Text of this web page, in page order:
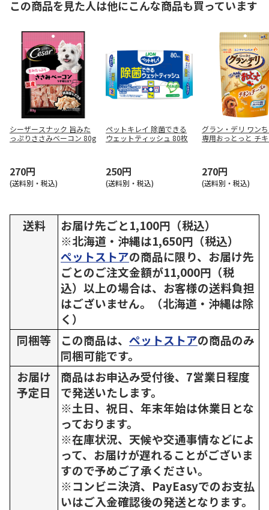
この商品を見た人は他にこんな商品も買っています
シーザースナック 旨みた
っぷりささみベーコン 80g
270円
(送料別・税込)
ペットキレイ 除菌できる
ウェットティッシュ 80枚
250円
(送料別・税込)
グラン・デリ ワン
専用おっとっと チ
270円
(送料別・税込)
送料
お届け先ごと1,100円（税込）
※北海道・沖縄は1,650円（税込）
ペットストアの商品に限り、お届け先
ごとのご注文金額が11,000円（税
込）以上の場合は、お客様の送料負担
はございません。（北海道・沖縄は除
く）
同梱等
この商品は、 ペットストアの商品のみ
同梱可能です。
お届け
予定日
商品はお申込み受付後、7営業日程度
で発送いたします。
※土日、祝日、年末年始は休業日とな
っております。
※在庫状況、天候や交通事情などによ
って、お届けが遅れることがございま
すので予めご了承ください。
※コンビニ決済、PayEasyでのお支払
いはご入金確認後の発送となります。